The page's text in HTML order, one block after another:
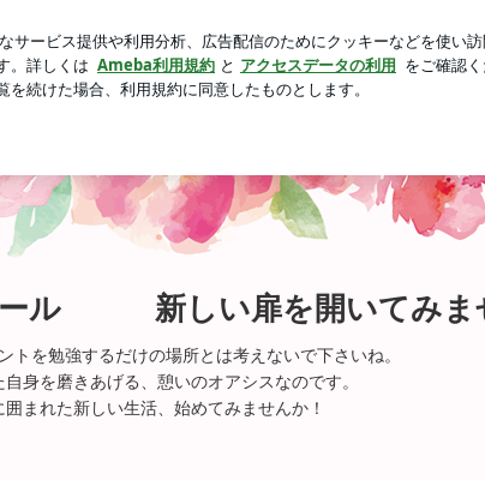
ール 新しい扉を開いてみませんか？
上下
ール 新しい扉を開いてみま
トを勉強するだけの場所とは考えないで下さいね。
身を磨きあげる、憩いのオアシスなのです。
囲まれた新しい生活、始めてみませんか！